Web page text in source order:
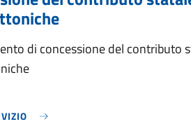
di concessione del contributo